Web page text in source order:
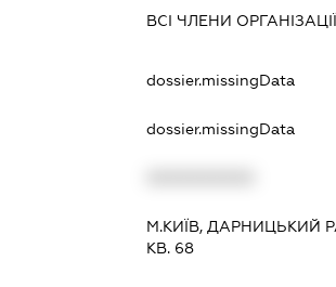
ВСІ ЧЛЕНИ ОРГАНІЗАЦІЇ
dossier.missingData
dossier.missingData
М.КИЇВ, ДАРНИЦЬКИЙ
КВ. 68